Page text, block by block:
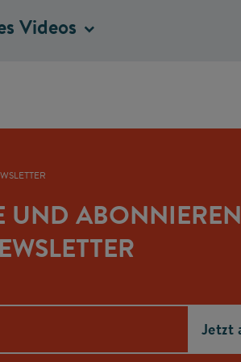
Videos
UND ABONNIEREN